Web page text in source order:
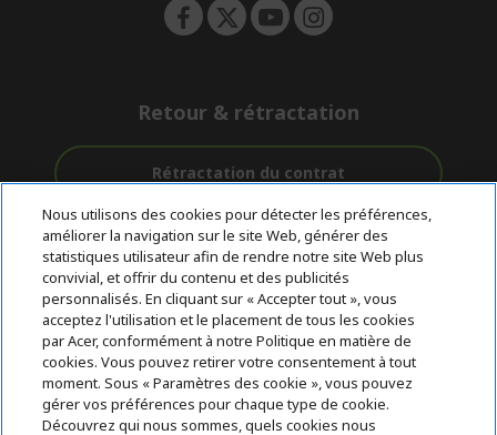
Retour & rétractation
Rétractation du contrat
Livraison
gratuite
Accompagnement
avant et après-
vente
Paiement
Sécurisé
© 2026 Acer Inc.
CPYou BV est le revendeur et marchand agréé pour les produits et
services proposés au sein de ce magasin.
Nous utilisons des cookies pour détecter les préférences,
améliorer la navigation sur le site Web, générer des
statistiques utilisateur afin de rendre notre site Web plus
convivial, et offrir du contenu et des publicités
personnalisés. En cliquant sur « Accepter tout », vous
acceptez l'utilisation et le placement de tous les cookies
par Acer, conformément à notre Politique en matière de
cookies. Vous pouvez retirer votre consentement à tout
moment. Sous « Paramètres des cookie », vous pouvez
gérer vos préférences pour chaque type de cookie.
Découvrez qui nous sommes, quels cookies nous